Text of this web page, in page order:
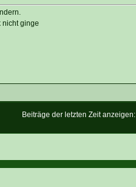
nicht ginge
Beiträge der letzten Zeit anzeigen: